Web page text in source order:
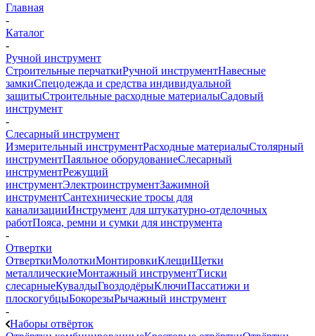
Главная
-
Каталог
-
Ручной инструмент
Строительные перчаткиРучной инструментНавесные
замкиСпецодежда и средства индивидуальной
защитыСтроительные расходные материалыСадовый
инструмент
-
Слесарный инструмент
Измерительный инструментРасходные материалыСтолярный
инструментПаяльное оборудованиеСлесарный
инструментРежущий
инструментЭлектроинструментЗажимной
инструментСантехнические тросы для
канализацииИнструмент для штукатурно-отделочных
работПояса, ремни и сумки для инструмента
-
Отвертки
ОтверткиМолоткиМонтировкиКлещиЩетки
металлическиеМонтажный инструментТиски
слесарныеКувалдыГвоздодёрыКлючиПассатижи и
плоскогубцыБокорезыРычажный инструмент
-
Наборы отвёрток